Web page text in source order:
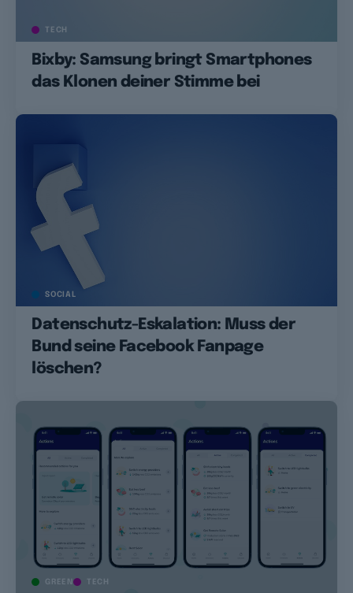
TECH
Bixby: Samsung bringt Smartphones
das Klonen deiner Stimme bei
SOCIAL
Datenschutz-Eskalation: Muss der
Bund seine Facebook Fanpage
löschen?
GREEN TECH